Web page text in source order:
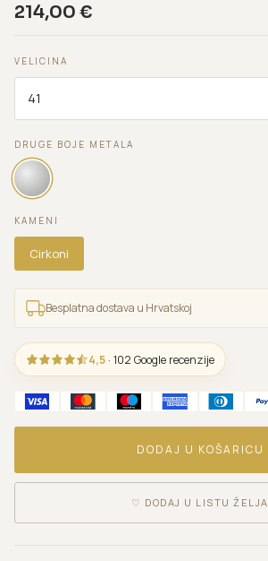
214,00 €
VELICINA
DRUGE BOJE METALA
KAMENI
Cirkoni
Besplatna dostava u Hrvatskoj
4,5 · 102 Google recenzije
DODAJ U KOŠARICU
♡ DODAJ U LISTU ŽELJA